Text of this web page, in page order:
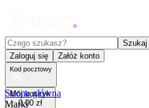
Czego szukasz?
Szukaj
Zaloguj się
Załóż konto
Kod pocztowy
Mój koszyk
0,00 zł
Strona główna
Marki